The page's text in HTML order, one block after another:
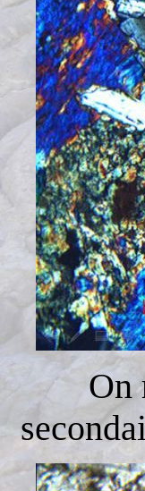
On